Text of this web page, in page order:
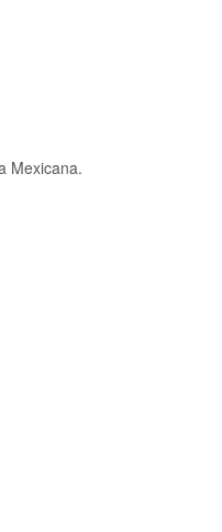
Mexicana.